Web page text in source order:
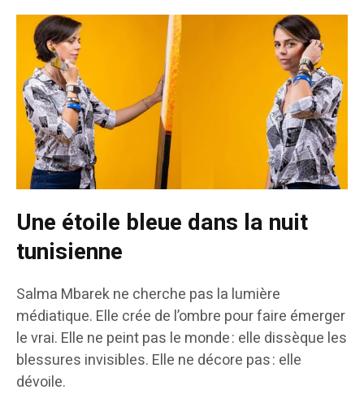
Une étoile bleue dans la nuit
tunisienne
Salma Mbarek ne cherche pas la lumière
médiatique. Elle crée de l’ombre pour faire émerger
le vrai. Elle ne peint pas le monde : elle dissèque les
blessures invisibles. Elle ne décore pas : elle
dévoile.